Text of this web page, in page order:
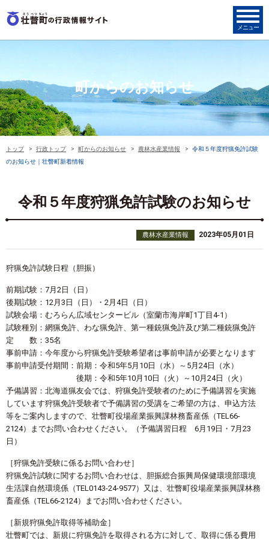
町からのお知らせ
トップ 行政トップ 町からのお知らせ 農林水産業情報
令和５年度狩猟免許試験
のお知らせ｜壮瞥町新着情報
令和５年度狩猟免許試験のお知らせ
農林水産業情報 2023年05月01日
狩猟免許試験日程（胆振）
前期試験：7月2日（日）
後期試験：12月3日（日）・2月4日（日）
試験会場：むろらん広域センタービル（室蘭市海岸町1丁目4-1）
試験種別：網猟免許、わな猟免許、第一種銃猟免許及び第二種銃猟免許
定 数：35名
事前申請：今年度から狩猟免許受験希望者は事前申請が必要となります
事前申請受付期間：前期：令和5年5月10日（水）～5月24日（水）
後期：令和5年10月10日（火）～10月24日（火）
予備講習：北海道猟友会では、狩猟免許受験者のために予備講習を実施
しています狩猟免許受験者で予備講習の受講をご希望の方は、申込方法
等をご案内しますので、壮瞥町役場産業振興課林務畜産係（TEL66-
2124）までお問い合わせください。（予備講習日程 6月19日・7月23
日）
［狩猟免許受験に係るお問い合わせ］
狩猟免許試験に関するお問い合わせは、胆振総合振興局保健環境部環境
生活課自然環境係（TEL0143-24-9577）又は、壮瞥町役場産業振興課林務
畜産係（TEL66-2124）までお問い合わせください。
［新規狩猟免許取得等補助金］
壮瞥町では、新規に狩猟免許を取得される方に対して、取得に係る費用